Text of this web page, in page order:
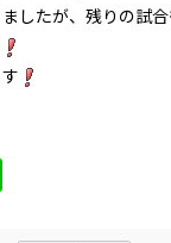
したが、残りの試